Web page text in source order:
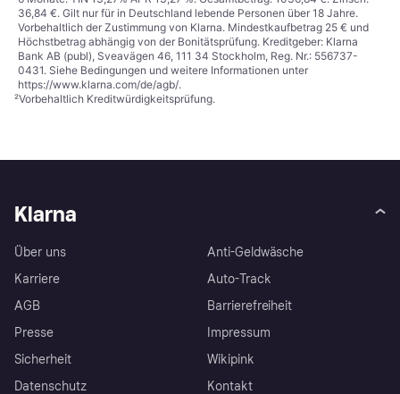
36,84 €. Gilt nur für in Deutschland lebende Personen über 18 Jahre.
Vorbehaltlich der Zustimmung von Klarna. Mindestkaufbetrag 25 € und
Höchstbetrag abhängig von der Bonitätsprüfung. Kreditgeber: Klarna
Bank AB (publ), Sveavägen 46, 111 34 Stockholm, Reg. Nr.: 556737-
0431. Siehe Bedingungen und weitere Informationen unter
https://www.klarna.com/de/agb/.
²Vorbehaltlich Kreditwürdigkeitsprüfung.
Klarna
Über uns
Karriere
AGB
Presse
Sicherheit
Datenschutz
Anti-Geldwäsche
Auto-Track
Barrierefreiheit
Impressum
Wikipink
Kontakt